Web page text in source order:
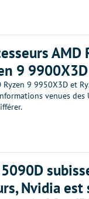
AMD
9
Ryzen 9 9950X3D et
venues des
Nvidia est